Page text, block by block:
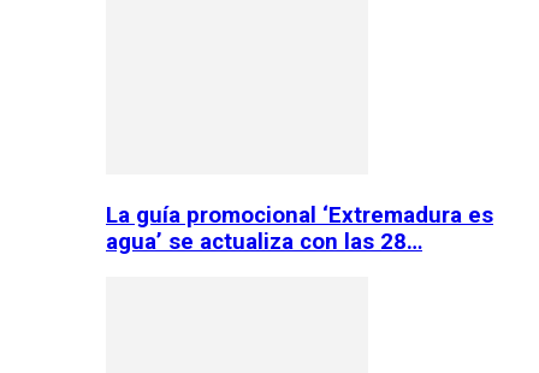
La guía promocional ‘Extremadura es
agua’ se actualiza con las 28…